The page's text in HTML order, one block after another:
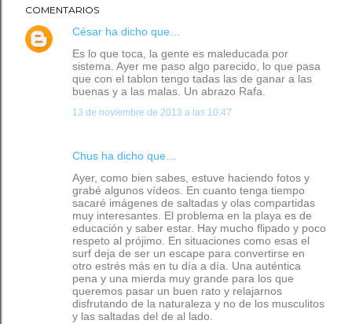
COMENTARIOS
César ha dicho que…
Es lo que toca, la gente es maleducada por
sistema. Ayer me paso algo parecido, lo que pasa
que con el tablon tengo tadas las de ganar a las
buenas y a las malas. Un abrazo Rafa.
13 de noviembre de 2013 a las 10:47
Chus ha dicho que…
Ayer, como bien sabes, estuve haciendo fotos y
grabé algunos vídeos. En cuanto tenga tiempo
sacaré imágenes de saltadas y olas compartidas
muy interesantes. El problema en la playa es de
educación y saber estar. Hay mucho flipado y poco
respeto al prójimo. En situaciones como esas el
surf deja de ser un escape para convertirse en
otro estrés más en tu día a día. Una auténtica
pena y una mierda muy grande para los que
queremos pasar un buen rato y relajarnos
disfrutando de la naturaleza y no de los musculitos
y las saltadas del de al lado.